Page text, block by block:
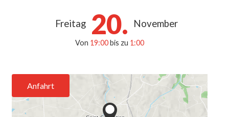
Freitag 20. November
Von 19:00bis zu 1:00
Anfahrt